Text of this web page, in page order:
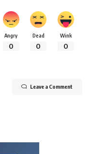
Angry
0
Dead
0
Wink
0
Leave a Comment